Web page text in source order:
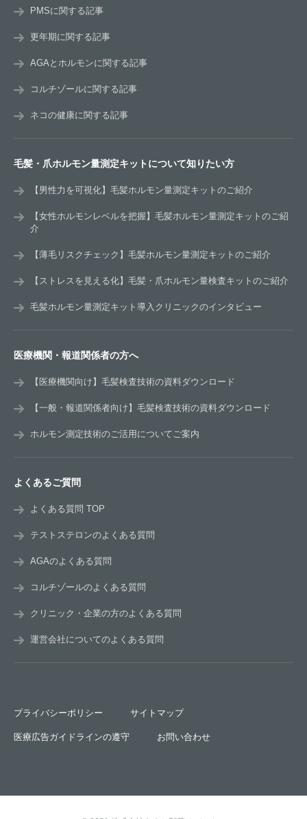
PMSに関する記事
更年期に関する記事
AGAとホルモンに関する記事
コルチゾールに関する記事
ネコの健康に関する記事
毛髪・爪ホルモン量測定キットについて知りたい方
【男性力を可視化】毛髪ホルモン量測定キットのご紹介
【女性ホルモンレベルを把握】毛髪ホルモン量測定キットのご紹
介
【薄毛リスクチェック】毛髪ホルモン量測定キットのご紹介
【ストレスを見える化】毛髪・爪ホルモン量検査キットのご紹介
毛髪ホルモン量測定キット導入クリニックのインタビュー
医療機関・報道関係者の方へ
【医療機関向け】毛髪検査技術の資料ダウンロード
【一般・報道関係者向け】毛髪検査技術の資料ダウンロード
ホルモン測定技術のご活用についてご案内
よくあるご質問
よくある質問 TOP
テストステロンのよくある質問
AGAのよくある質問
コルチゾールのよくある質問
クリニック・企業の方のよくある質問
運営会社についてのよくある質問
プライバシーポリシー サイトマップ
医療広告ガイドラインの遵守 お問い合わせ